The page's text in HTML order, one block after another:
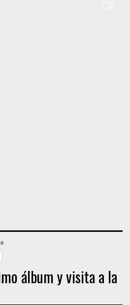
álbum y visita a la